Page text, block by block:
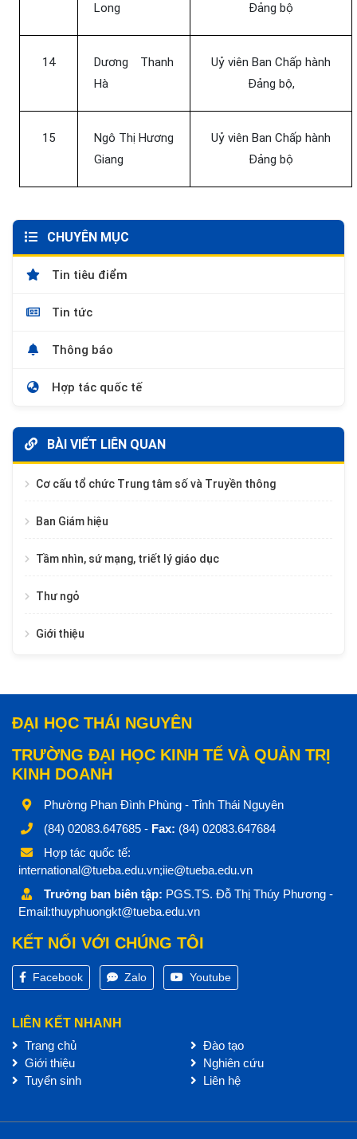
Long
Đảng bộ
14
Dương Thanh
Hà
Uỷ viên Ban Chấp hành
Đảng bộ,
15
Ngô Thị Hương
Giang
Uỷ viên Ban Chấp hành
Đảng bộ
CHUYÊN MỤC
Tin tiêu điểm
Tin tức
Thông báo
Hợp tác quốc tế
BÀI VIẾT LIÊN QUAN
Cơ cấu tổ chức Trung tâm số và Truyền thông
Ban Giám hiệu
Tầm nhìn, sứ mạng, triết lý giáo dục
Thư ngỏ
Giới thiệu
ĐẠI HỌC THÁI NGUYÊN
TRƯỜNG ĐẠI HỌC KINH TẾ VÀ QUẢN TRỊ
KINH DOANH
Phường Phan Đình Phùng - Tỉnh Thái Nguyên
(84) 02083.647685 - Fax: (84) 02083.647684
Hợp tác quốc tế:
international@tueba.edu.vn;iie@tueba.edu.vn
Trưởng ban biên tập: PGS.TS. Đỗ Thị Thúy Phương -
Email:thuyphuongkt@tueba.edu.vn
KẾT NỐI VỚI CHÚNG TÔI
Facebook Zalo Youtube
LIÊN KẾT NHANH
Trang chủ
Giới thiệu
Tuyển sinh
Đào tạo
Nghiên cứu
Liên hệ